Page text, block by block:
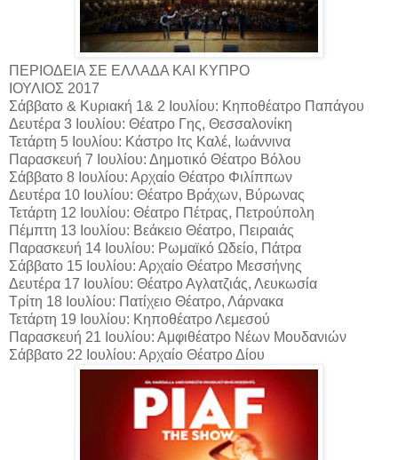
ΠΕΡΙΟΔΕΙΑ ΣΕ ΕΛΛΑΔΑ ΚΑΙ ΚΥΠΡΟ
ΙΟΥΛΙΟΣ 2017
Σάββατο & Κυριακή 1& 2 Ιουλίου: Κηποθέατρο Παπάγου
Δευτέρα 3 Ιουλίου: Θέατρο Γης, Θεσσαλονίκη
Τετάρτη 5 Ιουλίου: Κάστρο Ιτς Καλέ, Ιωάννινα
Παρασκευή 7 Ιουλίου: Δημοτικό Θέατρο Βόλου
Σάββατο 8 Ιουλίου: Αρχαίο Θέατρο Φιλίππων
Δευτέρα 10 Ιουλίου: Θέατρο Βράχων, Βύρωνας
Τετάρτη 12 Ιουλίου: Θέατρο Πέτρας, Πετρούπολη
Πέμπτη 13 Ιουλίου: Βεάκειο Θέατρο, Πειραιάς
Παρασκευή 14 Ιουλίου: Ρωμαϊκό Ωδείο, Πάτρα
Σάββατο 15 Ιουλίου: Αρχαίο Θέατρο Μεσσήνης
Δευτέρα 17 Ιουλίου: Θέατρο Αγλατζιάς, Λευκωσία
Τρίτη 18 Ιουλίου: Πατίχειο Θέατρο, Λάρνακα
Τετάρτη 19 Ιουλίου: Κηποθέατρο Λεμεσού
Παρασκευή 21 Ιουλίου: Αμφιθέατρο Νέων Μουδανιών
Σάββατο 22 Ιουλίου: Αρχαίο Θέατρο Δίου